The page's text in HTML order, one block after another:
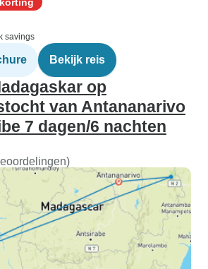
savings
Bekijk reis
op
van Antananarivo
7 dagen/6 nachten